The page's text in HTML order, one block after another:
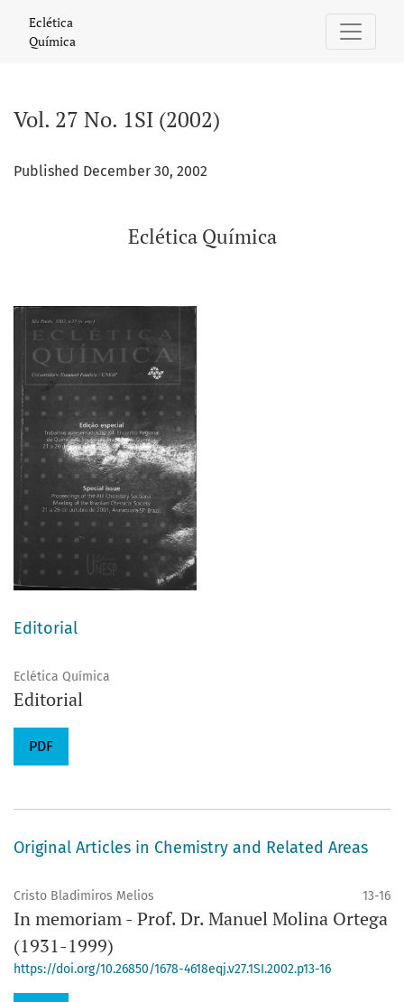
Eclética
Química
Vol. 27 No. 1SI (2002)
Published December 30, 2002
Eclética Química
Editorial
Eclética Química
Editorial
PDF
Original Articles in Chemistry and Related Areas
Cristo Bladimiros Melios 13-16
In memoriam - Prof. Dr. Manuel Molina Ortega
(1931-1999)
https://doi.org/10.26850/1678-4618eqj.v27.1SI.2002.p13-16